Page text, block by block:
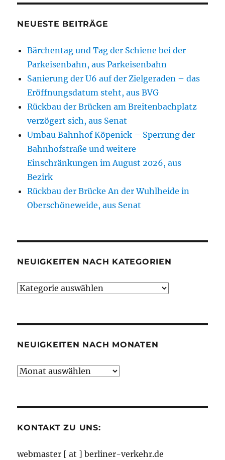
NEUESTE BEITRÄGE
Bärchentag und Tag der Schiene bei der
Parkeisenbahn, aus Parkeisenbahn
Sanierung der U6 auf der Zielgeraden – das
Eröffnungsdatum steht, aus BVG
Rückbau der Brücken am Breitenbachplatz
verzögert sich, aus Senat
Umbau Bahnhof Köpenick – Sperrung der
Bahnhofstraße und weitere
Einschränkungen im August 2026, aus
Bezirk
Rückbau der Brücke An der Wuhlheide in
Oberschöneweide, aus Senat
NEUIGKEITEN NACH KATEGORIEN
Neuigkeiten
NEUIGKEITEN NACH MONATEN
Neuigkeiten
KONTAKT ZU UNS:
webmaster [ at ] berliner-verkehr.de